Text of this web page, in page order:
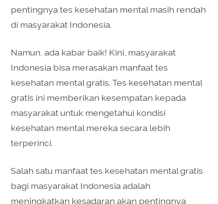
pentingnya tes kesehatan mental masih rendah
di masyarakat Indonesia.
Namun, ada kabar baik! Kini, masyarakat
Indonesia bisa merasakan manfaat tes
kesehatan mental gratis. Tes kesehatan mental
gratis ini memberikan kesempatan kepada
masyarakat untuk mengetahui kondisi
kesehatan mental mereka secara lebih
terperinci.
Salah satu manfaat tes kesehatan mental gratis
bagi masyarakat Indonesia adalah
meningkatkan kesadaran akan pentingnya